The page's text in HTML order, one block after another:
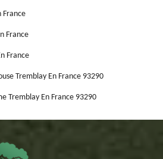
France
France
France
Tremblay En France 93290
Tremblay En France 93290